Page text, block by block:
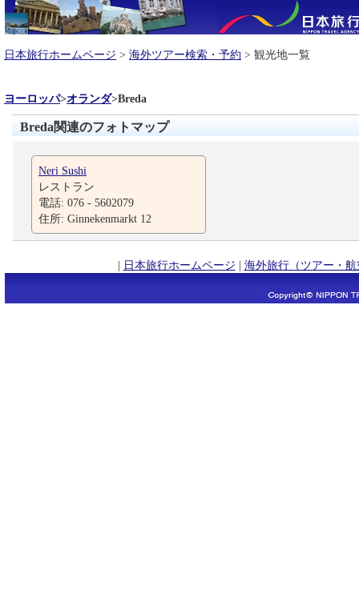
日本旅行ホームページ > 海外ツアー検索・予約 > 観光地一覧
ヨーロッパ>オランダ>Breda
Breda関連のフォトマップ
Neri Sushi
レストラン
電話: 076 - 5602079
住所: Ginnekenmarkt 12
| 日本旅行ホームページ | 海外旅行（ツアー・航